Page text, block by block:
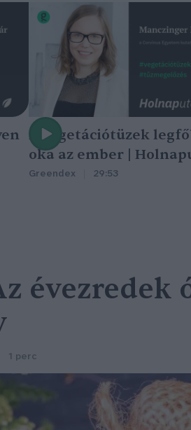
A vegetációtüzek
oka az ember |
Greendex 29:53
évezredek
1 perc